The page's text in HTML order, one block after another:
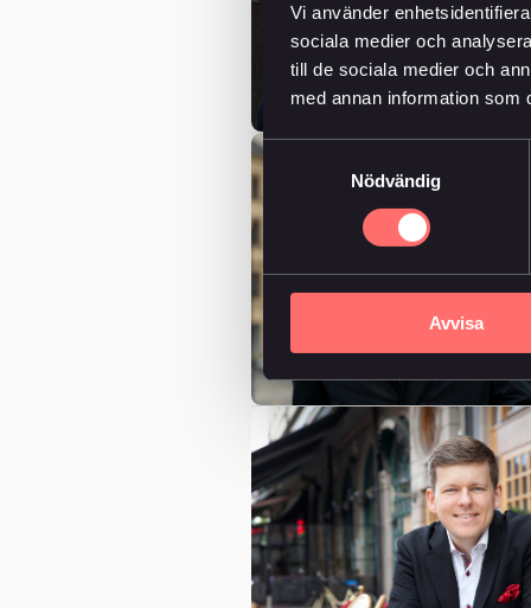
Vi använder
sociala medier och
till de sociala medier och
med annan information som
Samtyckesval
Nödvändig
Avvisa